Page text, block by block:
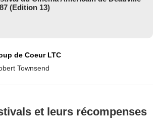
(Edition 13)
de Coeur LTC
Townsend
et leurs récompenses